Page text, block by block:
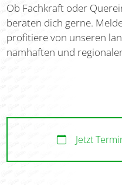
Ob Fachkraft oder
beraten dich gerne.
profitiere von unseren
namhaften und
Jetzt